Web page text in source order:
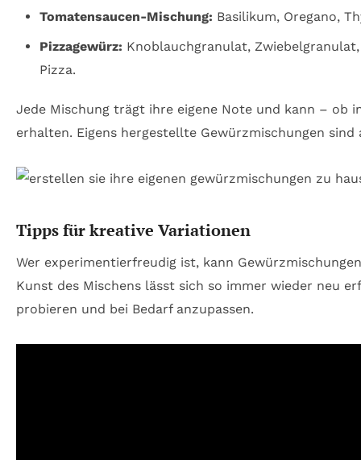
Tomatensaucen-Mischung: Basilikum, Oregano,
Pizzagewürz: Knoblauchgranulat,
Pizza.
Jede Mischung trägt ihre eigene Note und kann – ob
erhalten. Eigens hergestellte Gewürzmischungen
Tipps für kreative Variationen
Wer experimentierfreudig ist, kann
Kunst des Mischens lässt sich so immer wieder neu
probieren und bei Bedarf anzupassen.